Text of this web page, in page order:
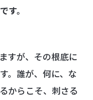
す。
すが、その根底に
。誰が、何に、な
からこそ、刺さる